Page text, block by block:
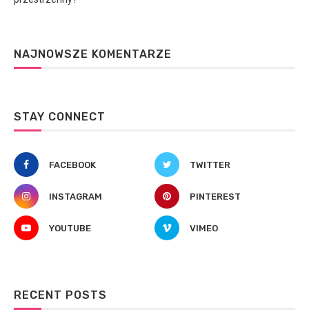
NAJNOWSZE KOMENTARZE
STAY CONNECT
FACEBOOK TWITTER
INSTAGRAM PINTEREST
YOUTUBE VIMEO
RECENT POSTS